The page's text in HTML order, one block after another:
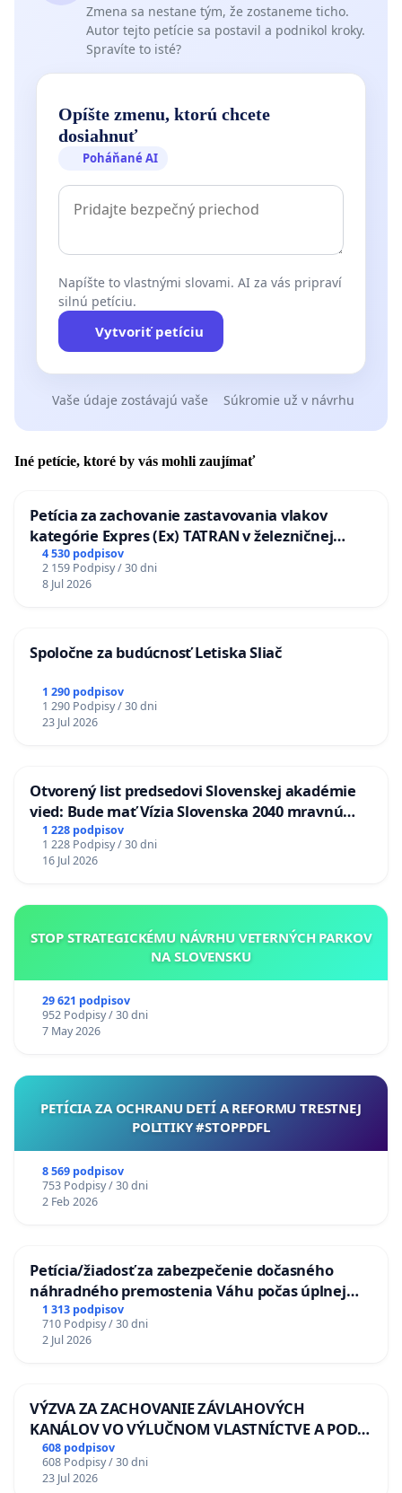
Zmena sa nestane tým, že zostaneme ticho.
Autor tejto petície sa postavil a podnikol kroky.
Spravíte to isté?
Opíšte zmenu, ktorú chcete
dosiahnuť
Poháňané AI
Napíšte to vlastnými slovami. AI za vás pripraví
silnú petíciu.
Vytvoriť petíciu
Vaše údaje zostávajú vaše Súkromie už v návrhu
Iné petície, ktoré by vás mohli zaujímať
Petícia za zachovanie zastavovania vlakov
kategórie Expres (Ex) TATRAN v železničnej
stanici Púchov
4 530 podpisov
2 159 Podpisy / 30 dni
8 Jul 2026
Spoločne za budúcnosť Letiska Sliač
1 290 podpisov
1 290 Podpisy / 30 dni
23 Jul 2026
Otvorený list predsedovi Slovenskej akadémie
vied: Bude mať Vízia Slovenska 2040 mravnú
chrbticu?
1 228 podpisov
1 228 Podpisy / 30 dni
16 Jul 2026
STOP STRATEGICKÉMU NÁVRHU VETERNÝCH PARKOV
NA SLOVENSKU
29 621 podpisov
952 Podpisy / 30 dni
7 May 2026
PETÍCIA ZA OCHRANU DETÍ A REFORMU TRESTNEJ
POLITIKY #STOPPDFL
8 569 podpisov
753 Podpisy / 30 dni
2 Feb 2026
Petícia/žiadosť za zabezpečenie dočasného
náhradného premostenia Váhu počas úplnej
uzávery Vážskeho mosta v Komárne
1 313 podpisov
710 Podpisy / 30 dni
2 Jul 2026
VÝZVA ZA ZACHOVANIE ZÁVLAHOVÝCH
KANÁLOV VO VÝLUČNOM VLASTNÍCTVE A POD
KONTROLOU SLOVENSKEJ REPUBLIKY & žiadosť
na riešenie zanedbaného stavu závlahových a
608 podpisov
608 Podpisy / 30 dni
23 Jul 2026